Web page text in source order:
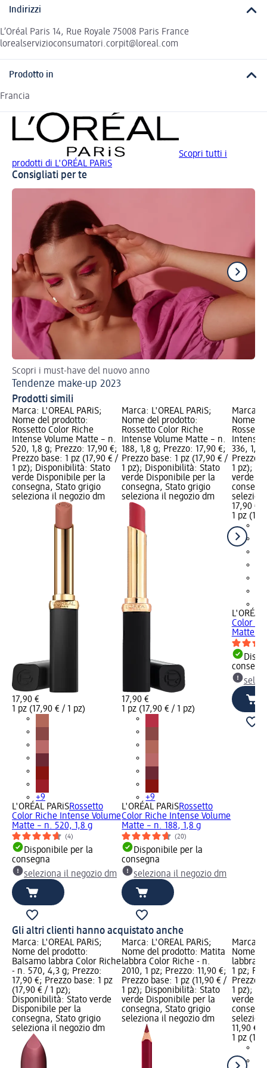
Indirizzi
L’Oréal Paris 14, Rue Royale 75008 Paris France
lorealservizioconsumatori.corpit@loreal.com
Prodotto in
Francia
Scopri tutti i
prodotti di L'ORÉAL PARiS
Consigliati per te
Scopri i must-have del nuovo anno
Tendenze make-up 2023
Prodotti simili
Marca: L'ORÉAL PARiS;
Nome del prodotto:
Rossetto Color Riche
Intense Volume Matte – n.
520, 1,8 g; Prezzo: 17,90 €;
Prezzo base: 1 pz (17,90 € /
1 pz); Disponibilità: Stato
verde Disponibile per la
consegna, Stato grigio
seleziona il negozio dm
17,90 €
1 pz (17,90 € / 1 pz)
+9
L'ORÉAL PARiSRossetto
Color Riche Intense Volume
Matte – n. 520, 1,8 g
(4)
Disponibile per la
consegna
seleziona il negozio dm
Marca: L'ORÉAL PARiS;
Nome del prodotto:
Rossetto Color Riche
Intense Volume Matte – n.
188, 1,8 g; Prezzo: 17,90 €;
Prezzo base: 1 pz (17,90 € /
1 pz); Disponibilità: Stato
verde Disponibile per la
consegna, Stato grigio
seleziona il negozio dm
17,90 €
1 pz (17,90 € / 1 pz)
+9
L'ORÉAL PARiSRossetto
Color Riche Intense Volume
Matte – n. 188, 1,8 g
(20)
Disponibile per la
consegna
seleziona il negozio dm
Marca:
Nome
Intense
336, 1,8
Prezzo
1 pz);
verde
17,90 €
1 pz
L'ORÉAL
Color
Matte –
Gli altri clienti hanno acquistato anche
Marca: L'ORÉAL PARiS;
Nome del prodotto:
Balsamo labbra Color Riche
- n. 570, 4,3 g; Prezzo:
17,90 €; Prezzo base: 1 pz
(17,90 € / 1 pz);
Disponibilità: Stato verde
Disponibile per la
consegna, Stato grigio
seleziona il negozio dm
Marca: L'ORÉAL PARiS;
Nome del prodotto: Matita
labbra Color Riche - n.
2010, 1 pz; Prezzo: 11,90 €;
Prezzo base: 1 pz (11,90 € /
1 pz); Disponibilità: Stato
verde Disponibile per la
consegna, Stato grigio
seleziona il negozio dm
Marca:
Nome
labbra
1 pz;
Prezzo
1 pz);
verde
11,90 €
1 pz